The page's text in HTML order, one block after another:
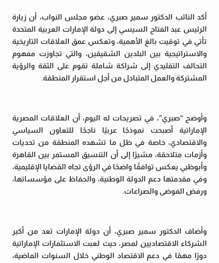
أكد النائب الدكتور سمير صبري، عضو مجلس النواب، أن زيارة
الرئيس عبد الفتاح السيسي إلى دولة الإمارات العربية المتحدة
تأتي في توقيت بالغ الأهمية، وتعكس عمق العلاقات التاريخية
والاستراتيجية بين البلدين الشقيقين، والتي تجاوزت مفهوم
التحالف التقليدي إلى شراكة شاملة تقوم على الثقة والرؤية
المشتركة والعمل المتبادل من أجل استقرار المنطقة.
وأوضح “صبري”، في تصريحات له اليوم، أن العلاقات المصرية
الإماراتية أصبحت نموذجًا عربيًا ناجحًا للتعاون السياسي
والاقتصادي، خاصة في ظل ما تشهده المنطقة من تحديات
وأزمات متلاحقة، مشيرًا إلى أن التنسيق المستمر بين القاهرة
وأبوظبي يعكس توافقًا واضحًا في الرؤى تجاه القضايا الإقليمية،
وفي مقدمتها دعم الدولة الوطنية، والحفاظ على مؤسساتها،
ورفض الفوضى والصراعات.
وأضاف الدكتور سمير صبري، أن دولة الإمارات تعد من أكبر
الشركاء الاقتصاديين لمصر، حيث لعبت الاستثمارات الإماراتية
دورًا مهمًا في دعم الاقتصاد الوطني خلال السنوات الماضية،